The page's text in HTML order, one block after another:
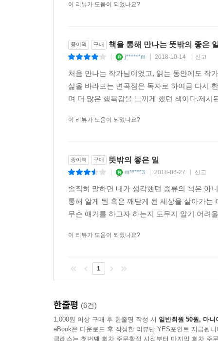
이 리뷰가 도움이 되었나요?
종이책 구매 책을 통해 만나는 뜻밖의 좋은
j******m 2018-10-14 신고
처음 만나는 작가님이었고, 읽는 동안에도 작
삶을 바라보는 변곡점은 독자로 하여금 다시
며 더 많은 행복감을 느끼게 했던 책이다.제
이 리뷰가 도움이 되었나요?
종이책 구매 뜻밖의 좋은 일
m*****3 2018-06-27 신고
솔직히 말하면 내가 생각했던 종류의 책은 아
통해 알게 된 혹은 깨닫게 된 세상을 살아가
무슨 얘기를 하고자 하는지 도무지 알기 어려
이 리뷰가 도움이 되었나요?
1
한줄평 (6건)
1,000원 이상 구매 후 한줄평 작성 시 일반회원 50원, 마니
eBook은 다운로드 후 작성한 리뷰만 YES포인트 지급됩니
클래스는 첫번째 회차 주문확정 시점부터 마지막 회차 주